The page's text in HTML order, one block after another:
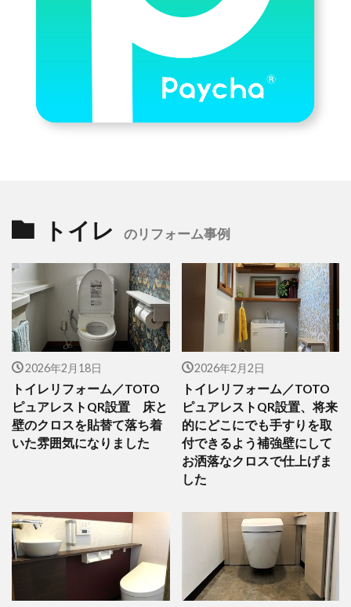
トイレ のリフォーム事例
2026年2月18日
トイレリフォーム／TOTO
ピュアレストQR設置 床と
壁のクロスを貼替て落ち着
いた雰囲気になりました
2026年2月2日
トイレリフォーム／TOTO
ピュアレストQR設置、将来
的にどこにでも手すりを取
付できるよう補強壁にして
お洒落なクロスで仕上げま
した